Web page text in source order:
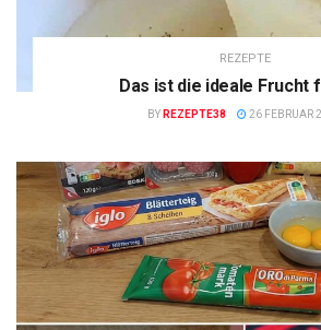
REZEPTE
Das ist die ideale Frucht
BY REZEPTE38 26 FEBRUAR